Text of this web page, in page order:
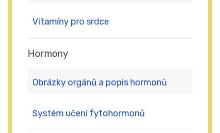
Vitamíny pro srdce
Hormony
Obrázky orgánů a popis hormonů
Systém učení fytohormonů